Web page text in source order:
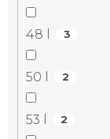
48 l 3
50 l 2
53 l 2